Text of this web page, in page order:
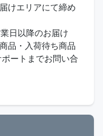
けエリアにて締め
日以降のお届け
品・入荷待ち商品
ートまでお問い合